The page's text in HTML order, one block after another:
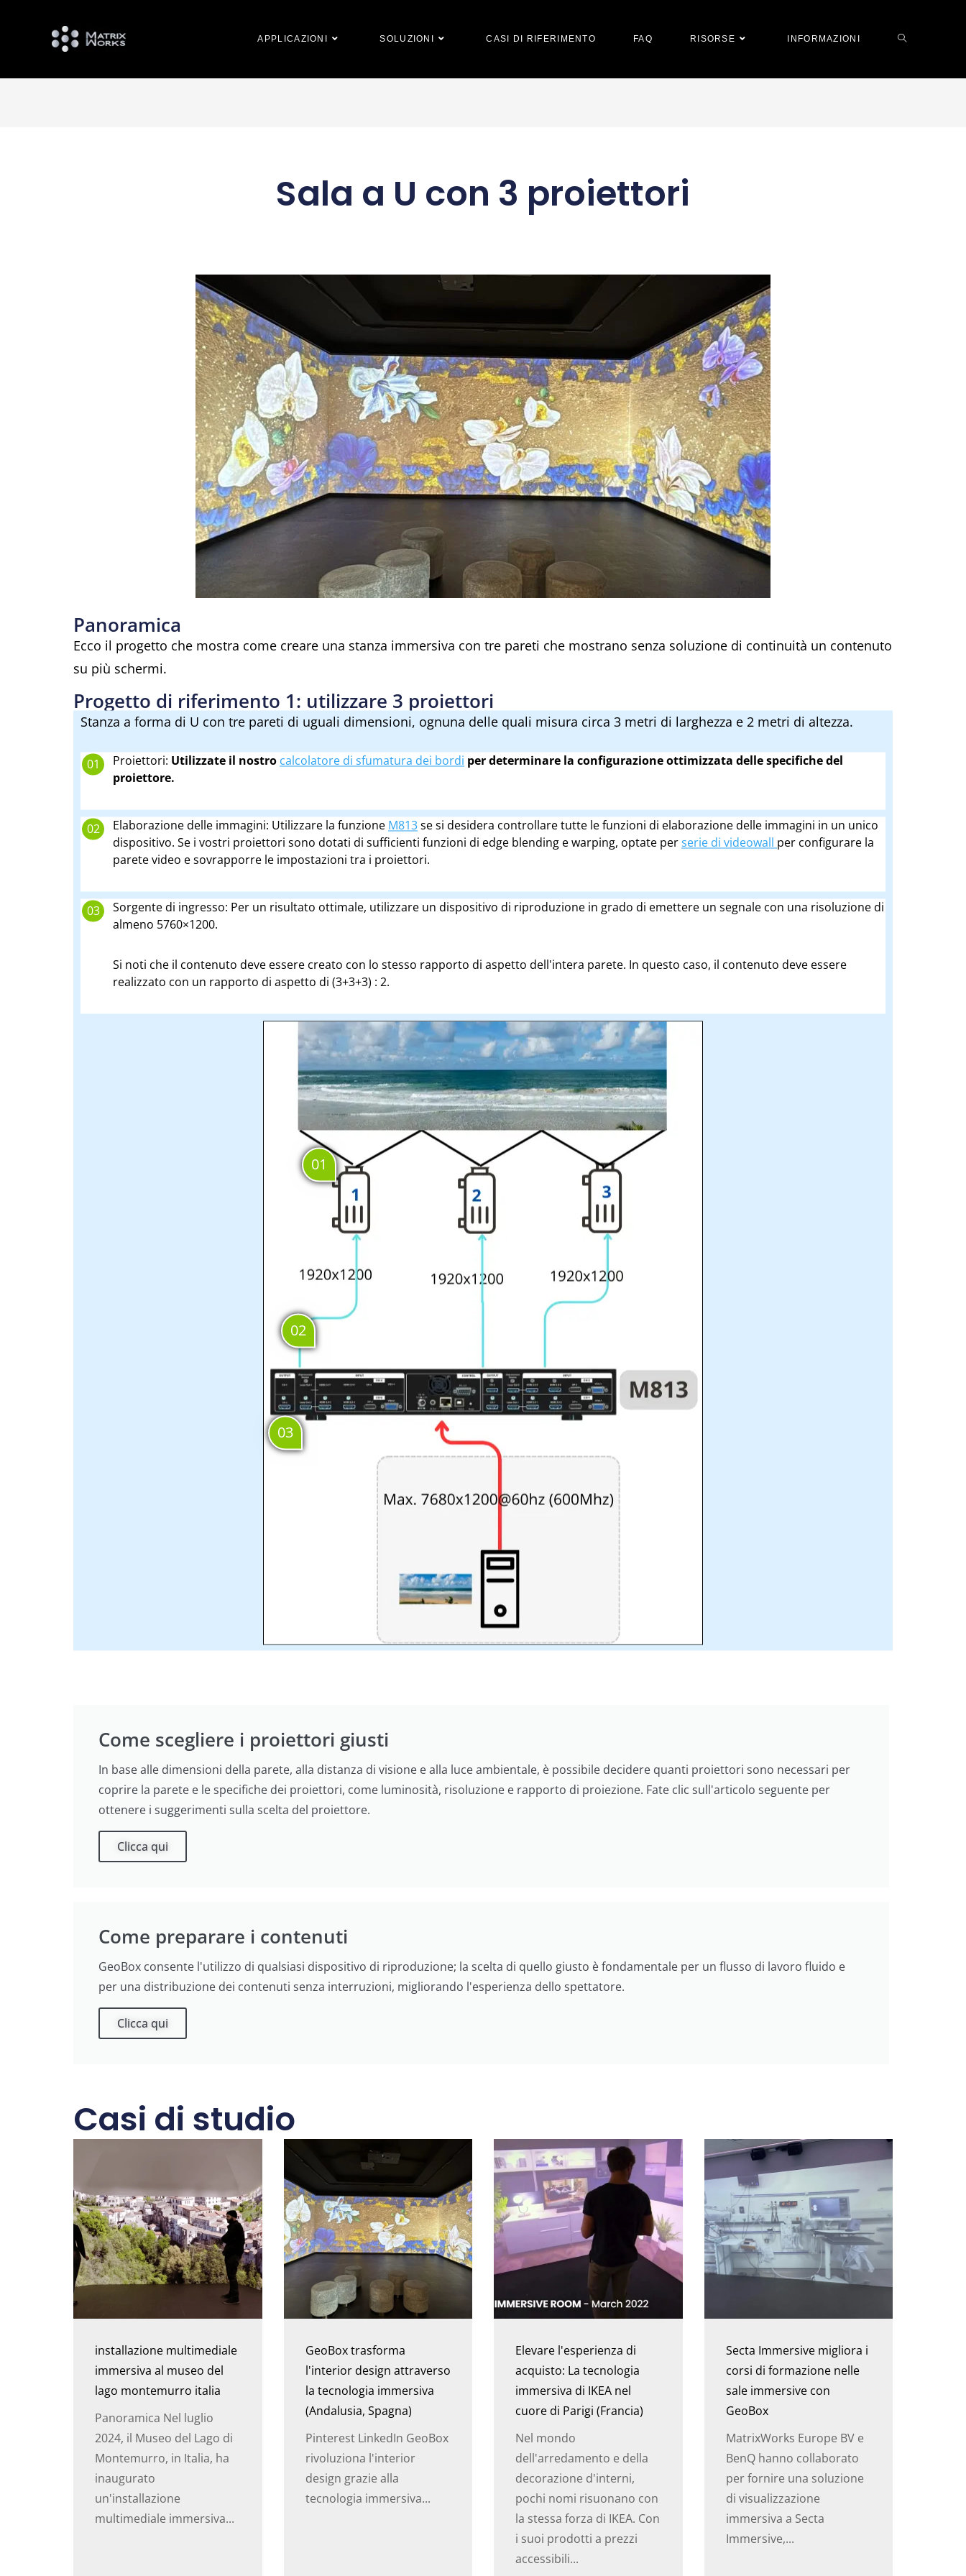
APPLICAZIONI SOLUZIONI CASI DI RIFERIMENTO FAQ RISORSE INFORMAZIONI
Sala a U con 3 proiettori
Panoramica
Ecco il progetto che mostra come creare una stanza immersiva con tre pareti che mostrano senza soluzione di continuità un contenuto
su più schermi.
Progetto di riferimento 1: utilizzare 3 proiettori
Proiettori: Utilizzate il nostro calcolatore di sfumatura dei bordi per determinare la configurazione ottimizzata delle specifiche del
proiettore.
Elaborazione delle immagini: Utilizzare la funzione M813se si desidera controllare tutte le funzioni di elaborazione delle immagini in un unico
dispositivo. Se i vostri proiettori sono dotati di sufficienti funzioni di edge blending e warping, optate perserie di videowall per configurare la
parete video e sovrapporre le impostazioni tra i proiettori.
Sorgente di ingresso: Per un risultato ottimale, utilizzare un dispositivo di riproduzione in grado di emettere un segnale con una risoluzione di
almeno 5760×1200.
Si noti che il contenuto deve essere creato con lo stesso rapporto di aspetto dell'intera parete. In questo caso, il contenuto deve essere
realizzato con un rapporto di aspetto di (3+3+3) : 2.
Stanza a forma di U con tre pareti di uguali dimensioni, ognuna delle quali misura circa 3 metri di larghezza e 2 metri di altezza.
Come scegliere i proiettori giusti
In base alle dimensioni della parete, alla distanza di visione e alla luce ambientale, è possibile decidere quanti proiettori sono necessari per
coprire la parete e le specifiche dei proiettori, come luminosità, risoluzione e rapporto di proiezione. Fate clic sull'articolo seguente per
ottenere i suggerimenti sulla scelta del proiettore.
Clicca qui
Come preparare i contenuti
GeoBox consente l'utilizzo di qualsiasi dispositivo di riproduzione; la scelta di quello giusto è fondamentale per un flusso di lavoro fluido e
per una distribuzione dei contenuti senza interruzioni, migliorando l'esperienza dello spettatore.
Clicca qui
Casi di studio
installazione multimediale
immersiva al museo del
lago montemurro italia
Panoramica Nel luglio
2024, il Museo del Lago di
Montemurro, in Italia, ha
inaugurato
un'installazione
multimediale immersiva...
GeoBox trasforma
l'interior design attraverso
la tecnologia immersiva
(Andalusia, Spagna)
Pinterest LinkedIn GeoBox
rivoluziona l'interior
design grazie alla
tecnologia immersiva...
Elevare l'esperienza di
acquisto: La tecnologia
immersiva di IKEA nel
cuore di Parigi (Francia)
Nel mondo
dell'arredamento e della
decorazione d'interni,
pochi nomi risuonano con
la stessa forza di IKEA. Con
i suoi prodotti a prezzi
accessibili...
Secta Immersive migliora i
corsi di formazione nelle
sale immersive con
GeoBox
MatrixWorks Europe BV e
BenQ hanno collaborato
per fornire una soluzione
di visualizzazione
immersiva a Secta
Immersive,...